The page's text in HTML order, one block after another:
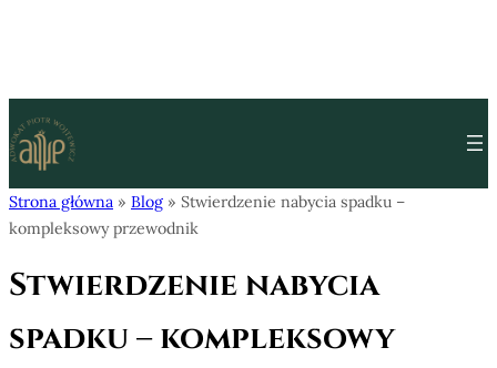
Strona główna » Blog » Stwierdzenie nabycia spadku –
kompleksowy przewodnik
Stwierdzenie nabycia
spadku – kompleksowy